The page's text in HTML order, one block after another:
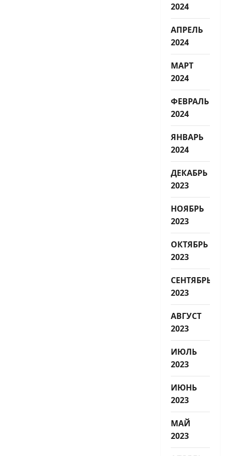
2024
АПРЕЛЬ
2024
МАРТ
2024
ФЕВРАЛЬ
2024
ЯНВАРЬ
2024
ДЕКАБРЬ
2023
НОЯБРЬ
2023
ОКТЯБРЬ
2023
СЕНТЯБРЬ
2023
АВГУСТ
2023
ИЮЛЬ
2023
ИЮНЬ
2023
МАЙ
2023